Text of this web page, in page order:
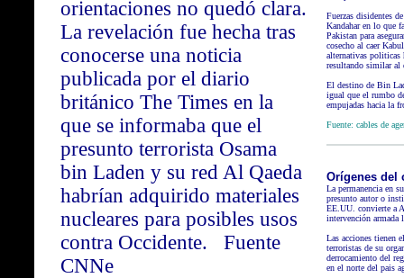
orientaciones no quedó clara.
La revelación fue hecha tras
conocerse una noticia
publicada por el diario
británico The Times en la
que se informaba que el
presunto terrorista Osama
bin Laden y su red Al Qaeda
habrían adquirido materiales
nucleares para posibles usos
contra Occidente. Fuente
CNNe
Fuerzas disidentes
Kandahar en lo que
Pakistan para
cosecho al caer
alternativas politicas
resultando similar al
El destino de Bin
igual que el rumbo
empujadas hacia la
Fuente: cables de
Orígenes del
La permanencia en
presunto autor o
EE.UU. convierte a
intervención armada
Las acciones tienen
terroristas de su
derrocamiento del
en el norte del pais